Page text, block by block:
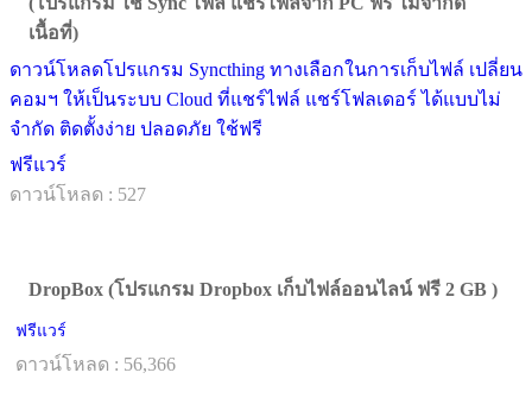
เนื้อที่)
ดาวน์โหลดโปรแกรม Syncthing ทางเลือกในการเก็บไฟล์ เปลี่ยน
คอมฯ ให้เป็นระบบ Cloud ที่แชร์ไฟล์ แชร์โฟลเดอร์ ได้แบบไม่
จำกัด ติดตั้งง่าย ปลอดภัย ใช้ฟรี
ฟรีแวร์
ดาวน์โหลด : 527
DropBox (โปรแกรม Dropbox เก็บไฟล์ออนไลน์ ฟรี 2 GB )
ฟรีแวร์
ดาวน์โหลด : 56,366